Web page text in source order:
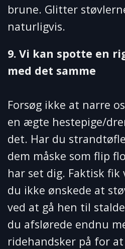
brune. Glitter
naturligvis.
9. Vi kan spotte en
med det samme
Forsøg ikke at narre
en ægte hestepige/
det. Har du
dem måske som flip
har set dig. Faktisk fik
du ikke ønskede at
ved at gå hen til
du afslørede endnu
ridehandsker på for